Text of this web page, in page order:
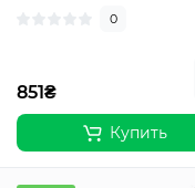
0
851₴
Купить